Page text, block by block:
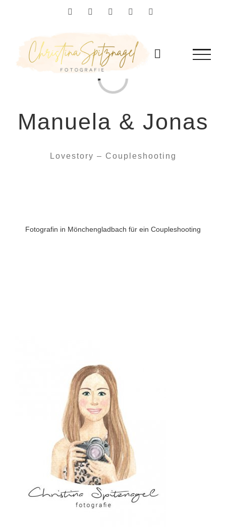
FacebookInstagramYouTubeFlickr
Loading...
Manuela & Jonas
Lovestory – Coupleshooting
Fotografin in Mönchengladbach für ein Coupleshooting